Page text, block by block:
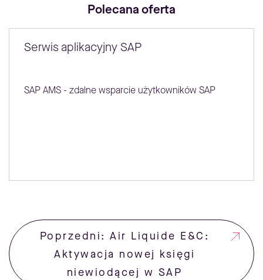
Polecana oferta
Serwis aplikacyjny SAP
SAP AMS - zdalne wsparcie użytkowników SAP
Poprzedni: Air Liquide E&C:
Aktywacja nowej księgi
niewiodącej w SAP